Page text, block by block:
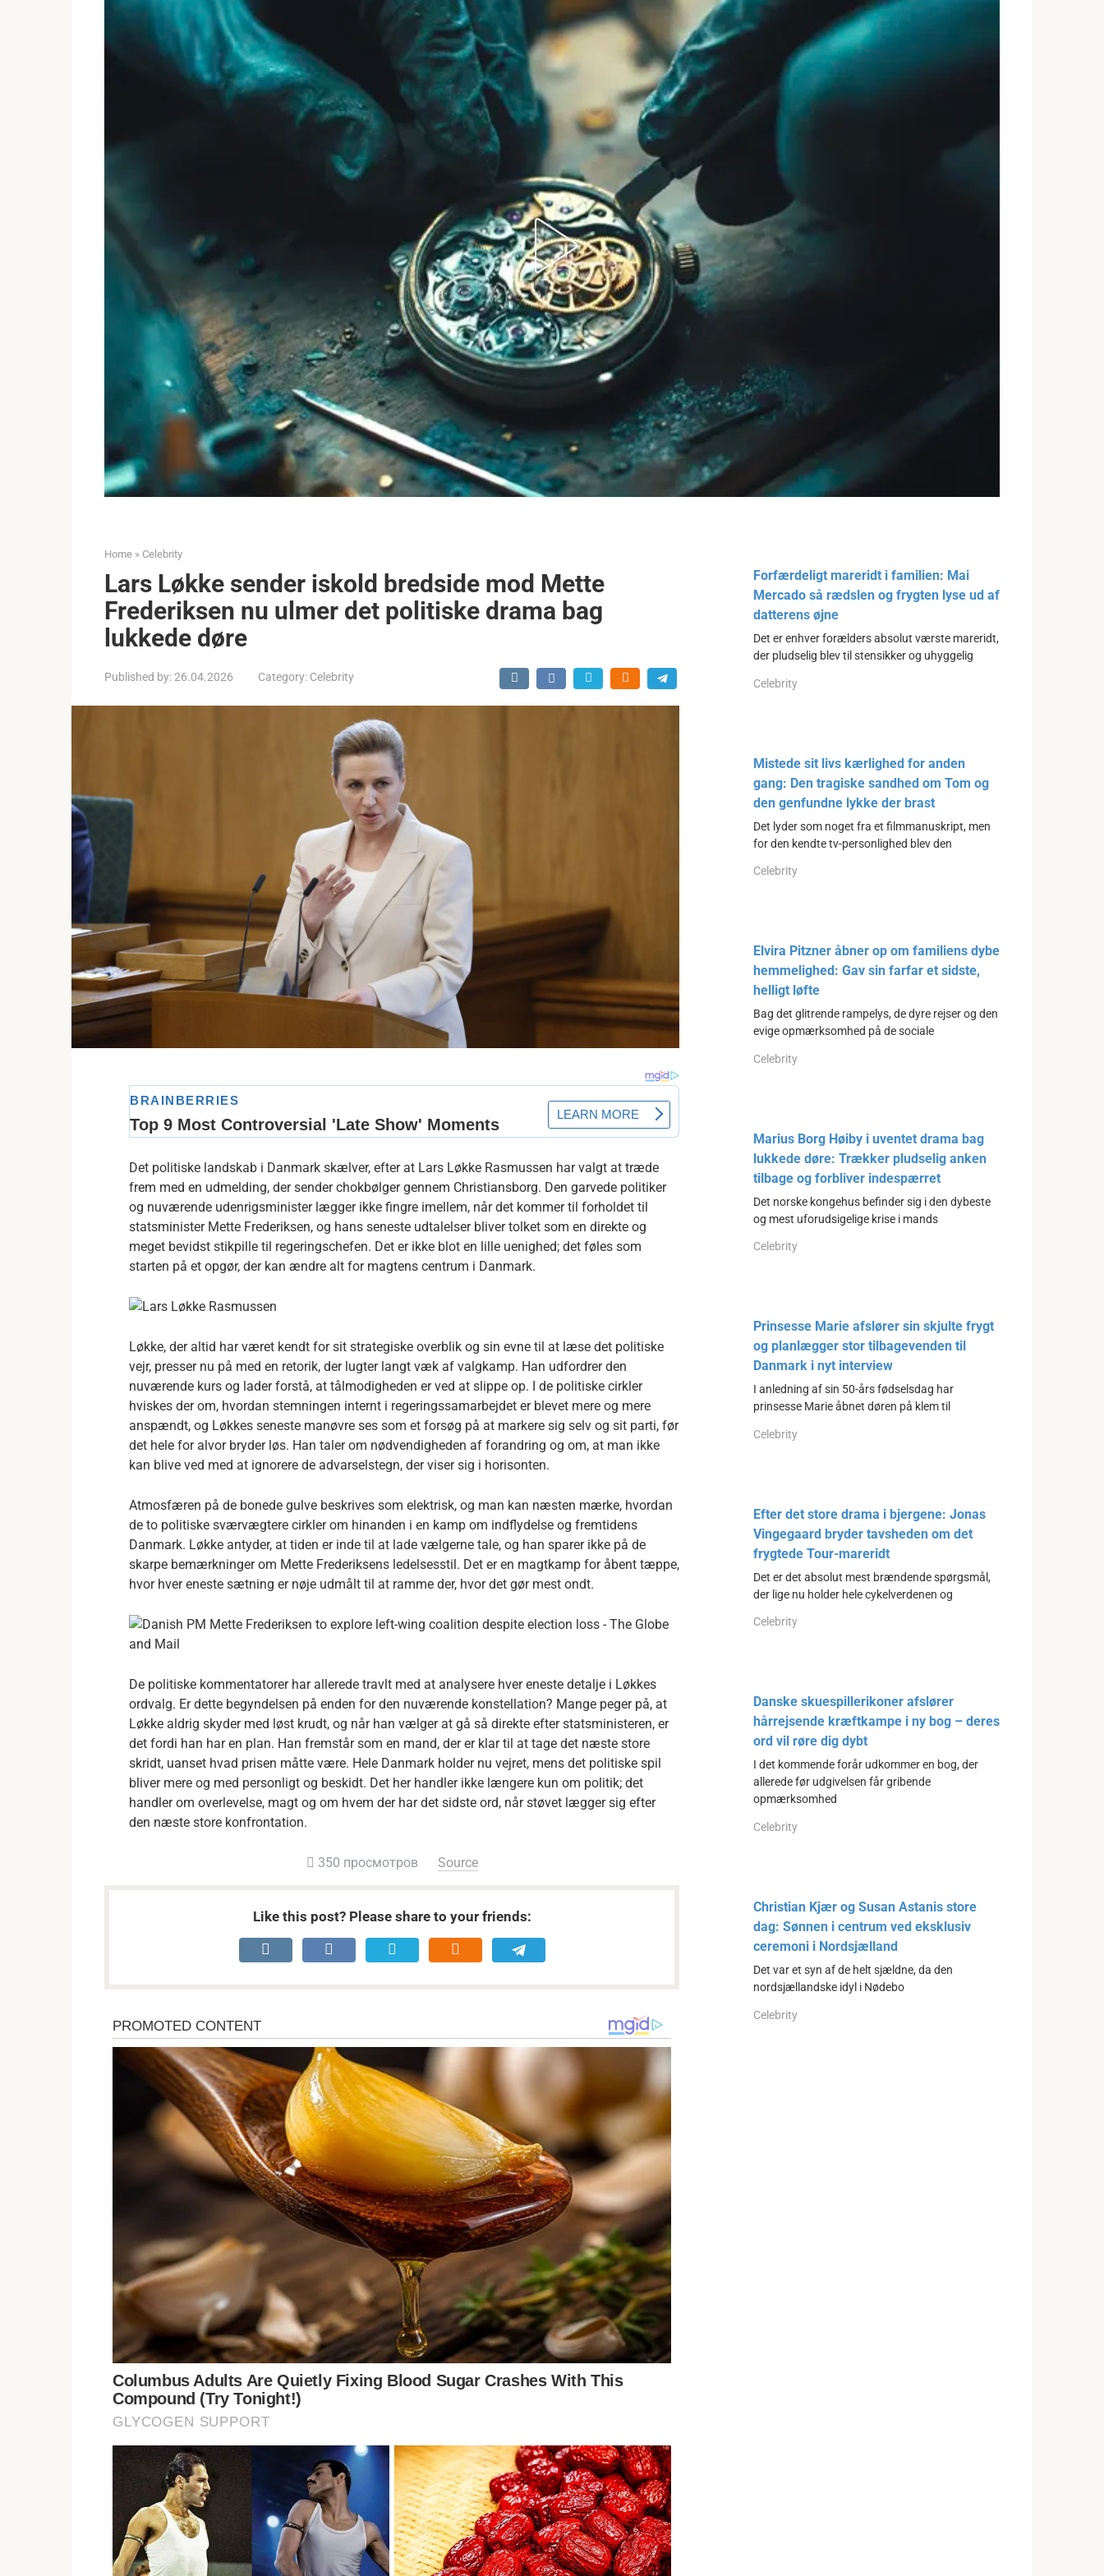
Home » Celebrity
Lars Løkke sender iskold bredside mod Mette
Frederiksen nu ulmer det politiske drama bag
lukkede døre
Published by:26.04.2026 Category: Celebrity
Det politiske landskab i Danmark skælver, efter at Lars Løkke Rasmussen har valgt at træde
frem med en udmelding, der sender chokbølger gennem Christiansborg. Den garvede politiker
og nuværende udenrigsminister lægger ikke fingre imellem, når det kommer til forholdet til
statsminister Mette Frederiksen, og hans seneste udtalelser bliver tolket som en direkte og
meget bevidst stikpille til regeringschefen. Det er ikke blot en lille uenighed; det føles som
starten på et opgør, der kan ændre alt for magtens centrum i Danmark.
Løkke, der altid har været kendt for sit strategiske overblik og sin evne til at læse det politiske
vejr, presser nu på med en retorik, der lugter langt væk af valgkamp. Han udfordrer den
nuværende kurs og lader forstå, at tålmodigheden er ved at slippe op. I de politiske cirkler
hviskes der om, hvordan stemningen internt i regeringssamarbejdet er blevet mere og mere
anspændt, og Løkkes seneste manøvre ses som et forsøg på at markere sig selv og sit parti, før
det hele for alvor bryder løs. Han taler om nødvendigheden af forandring og om, at man ikke
kan blive ved med at ignorere de advarselstegn, der viser sig i horisonten.
Atmosfæren på de bonede gulve beskrives som elektrisk, og man kan næsten mærke, hvordan
de to politiske sværvægtere cirkler om hinanden i en kamp om indflydelse og fremtidens
Danmark. Løkke antyder, at tiden er inde til at lade vælgerne tale, og han sparer ikke på de
skarpe bemærkninger om Mette Frederiksens ledelsesstil. Det er en magtkamp for åbent tæppe,
hvor hver eneste sætning er nøje udmålt til at ramme der, hvor det gør mest ondt.
De politiske kommentatorer har allerede travlt med at analysere hver eneste detalje i Løkkes
ordvalg. Er dette begyndelsen på enden for den nuværende konstellation? Mange peger på, at
Løkke aldrig skyder med løst krudt, og når han vælger at gå så direkte efter statsministeren, er
det fordi han har en plan. Han fremstår som en mand, der er klar til at tage det næste store
skridt, uanset hvad prisen måtte være. Hele Danmark holder nu vejret, mens det politiske spil
bliver mere og med personligt og beskidt. Det her handler ikke længere kun om politik; det
handler om overlevelse, magt og om hvem der har det sidste ord, når støvet lægger sig efter
den næste store konfrontation.
350 просмотров Source
Like this post? Please share to your friends:
Forfærdeligt mareridt i familien: Mai
Mercado så rædslen og frygten lyse ud af
datterens øjne
Det er enhver forælders absolut værste mareridt,
der pludselig blev til stensikker og uhyggelig
Celebrity
Mistede sit livs kærlighed for anden
gang: Den tragiske sandhed om Tom og
den genfundne lykke der brast
Det lyder som noget fra et filmmanuskript, men
for den kendte tv-personlighed blev den
Celebrity
Elvira Pitzner åbner op om familiens dybe
hemmelighed: Gav sin farfar et sidste,
helligt løfte
Bag det glitrende rampelys, de dyre rejser og den
evige opmærksomhed på de sociale
Celebrity
Marius Borg Høiby i uventet drama bag
lukkede døre: Trækker pludselig anken
tilbage og forbliver indespærret
Det norske kongehus befinder sig i den dybeste
og mest uforudsigelige krise i mands
Celebrity
Prinsesse Marie afslører sin skjulte frygt
og planlægger stor tilbagevenden til
Danmark i nyt interview
I anledning af sin 50-års fødselsdag har
prinsesse Marie åbnet døren på klem til
Celebrity
Efter det store drama i bjergene: Jonas
Vingegaard bryder tavsheden om det
frygtede Tour-mareridt
Det er det absolut mest brændende spørgsmål,
der lige nu holder hele cykelverdenen og
Celebrity
Danske skuespillerikoner afslører
hårrejsende kræftkampe i ny bog – deres
ord vil røre dig dybt
I det kommende forår udkommer en bog, der
allerede før udgivelsen får gribende
opmærksomhed
Celebrity
Christian Kjær og Susan Astanis store
dag: Sønnen i centrum ved eksklusiv
ceremoni i Nordsjælland
Det var et syn af de helt sjældne, da den
nordsjællandske idyl i Nødebo
Celebrity